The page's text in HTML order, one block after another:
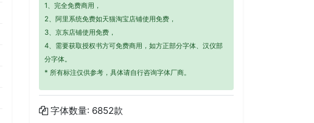
1、完全免费商用，
2、阿里系统免费如天猫淘宝店铺使用免费，
3、京东店铺使用免费，
4、需要获取授权书方可免费商用，如方正部分字体、汉仪部
分字体。
* 所有标注仅供参考，具体请自行咨询字体厂商。
字体数量: 6852款